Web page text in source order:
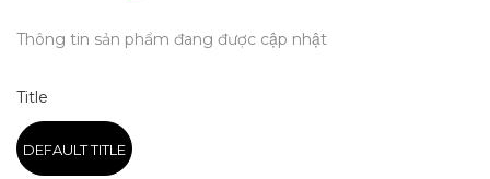
Thông tin sản phẩm đang được cập nhật
Title
DEFAULT TITLE